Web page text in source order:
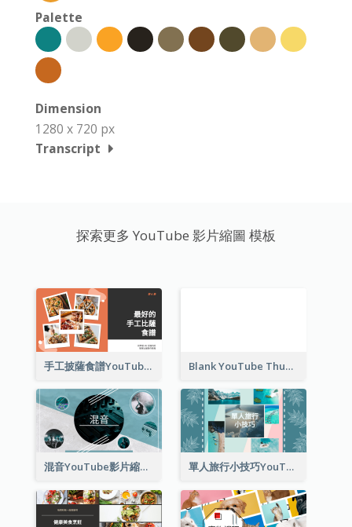
Palette
Dimension
1280 x 720 px
Transcript
探索更多 YouTube 影片縮圖 模板
手工披薩食譜YouTube影片縮圖 Blank YouTube Thumbnail
混音YouTube影片縮圖 單人旅行小技巧YouTube影片縮圖